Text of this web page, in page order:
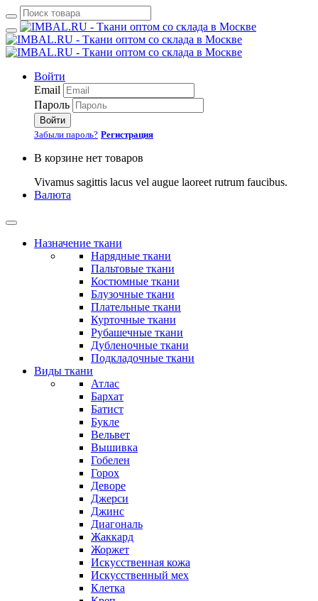
Войти
Email
Пароль
Войти
Забыли пароль? Регистрация
В корзине нет товаров
Vivamus sagittis lacus vel augue laoreet rutrum faucibus.
Валюта
Назначение ткани
Нарядные ткани
Пальтовые ткани
Костюмные ткани
Блузочные ткани
Плательные ткани
Курточные ткани
Рубашечные ткани
Дубленочные ткани
Подкладочные ткани
Виды ткани
Атлас
Бархат
Батист
Букле
Вельвет
Вышивка
Гобелен
Горох
Деворе
Джерси
Джинс
Диагональ
Жаккард
Жоржет
Искусственная кожа
Искусственный мех
Клетка